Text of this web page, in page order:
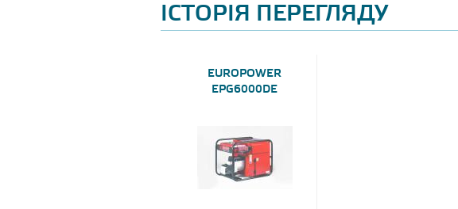
ІСТОРІЯ ПЕРЕГЛЯДУ
EUROPOWER
EPG6000DE